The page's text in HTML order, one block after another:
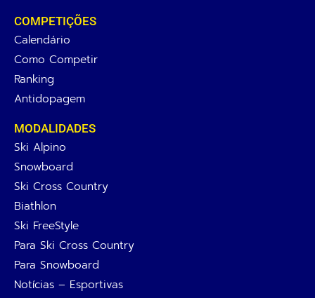
COMPETIÇÕES
Calendário
Como Competir
Ranking
Antidopagem
MODALIDADES
Ski Alpino
Snowboard
Ski Cross Country
Biathlon
Ski FreeStyle
Para Ski Cross Country
Para Snowboard
Notícias – Esportivas